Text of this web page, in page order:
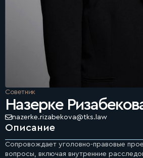
Советник
Назерке
nazerke.rizabekova@tks.law
Описание
Сопровождает уголовно-правовые
вопросы, включая внутренние